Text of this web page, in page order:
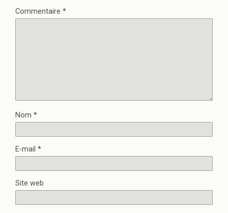
Commentaire *
Nom *
E-mail *
Site web